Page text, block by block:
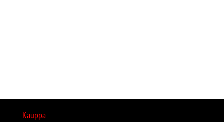
Kauppa